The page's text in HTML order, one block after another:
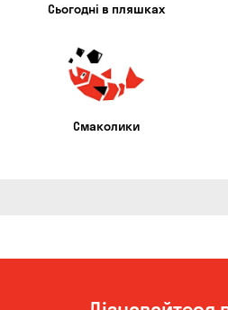
Сьогодні в пляшках
Смаколики